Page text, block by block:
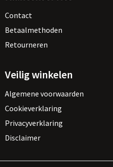
Contact
Betaalmethoden
Retourneren
Veilig winkelen
Algemene voorwaarden
Cookieverklaring
Privacyverklaring
Disclaimer